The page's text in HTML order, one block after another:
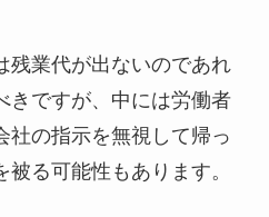
残業代が出ないのであれ
きですが、中には労働者
社の指示を無視して帰っ
る可能性もあります。